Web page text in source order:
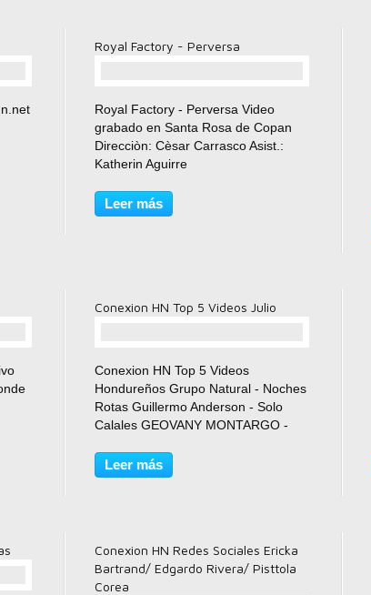
Royal Factory - Perversa
Royal Factory - Perversa Video
grabado en Santa Rosa de Copan
Direcciòn: Cèsar Carrasco Asist.:
Katherin Aguirre
Twitter: @estudiodragonok
Leer más
Conexion HN Top 5 Videos Julio
Conexion HN Top 5 Videos
Hondureños Grupo Natural - Noches
Rotas Guillermo Anderson - Solo
Calales GEOVANY MONTARGO -
Cerrato, Tyens, MC BAQ- Desde Mi
Corazon Jireh Wilson - Se Hacabo
Leer más
Conexion HN Redes Sociales Ericka
Bartrand/ Edgardo Rivera/ Pisttola
Corea